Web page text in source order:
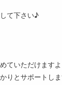
て下さい♪
ていただけます
りとサポートし